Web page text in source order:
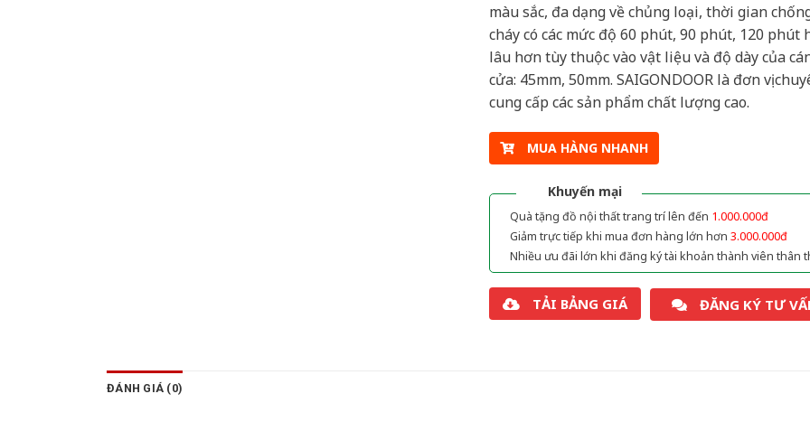
màu sắc, đa dạng về chủng loại, thời gian
cháy có các mức độ 60 phút, 90 phút, 120 phút
lâu hơn tùy thuộc vào vật liệu và độ dày của
cửa: 45mm, 50mm. SAIGONDOOR là đơn vị
cung cấp các sản phẩm chất lượng cao.
MUA HÀNG NHANH
Khuyến mại
Quà tặng đồ nội thất trang trí lên đến 1.000.000đ
Giảm trực tiếp khi mua đơn hàng lớn hơn 3.000.000đ
Nhiều ưu đãi lớn khi đăng ký tài khoản thành viên thân
TẢI BẢNG GIÁ ĐĂNG KÝ TƯ
ĐÁNH GIÁ (0)